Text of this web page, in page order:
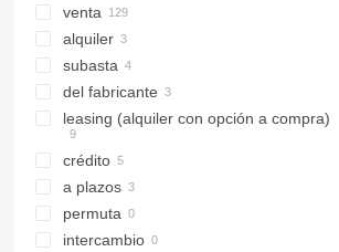
venta
alquiler
subasta
del fabricante
leasing (alquiler con opción a compra)
crédito
a plazos
permuta
intercambio